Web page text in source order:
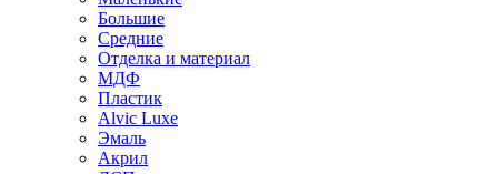
Большие
Средние
Отделка и материал
МДФ
Пластик
Alvic Luxe
Эмаль
Акрил